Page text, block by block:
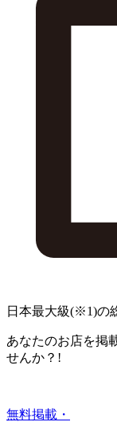
日本最大級(※1)の
あなたのお店を掲
せんか？!
無料掲載・